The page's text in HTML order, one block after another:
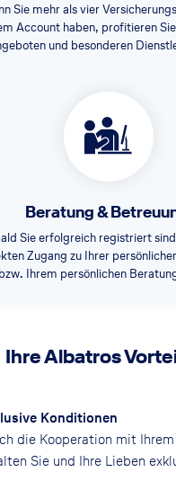
Sie mehr als vier
Account haben, profitieren
und besonderen
Beratung &
Sie erfolgreich registriert
Zugang zu Ihrer
bzw. Ihrem persönlichen
Ihre Albatros
Konditionen
die Kooperation mit
Sie und Ihre Lieben